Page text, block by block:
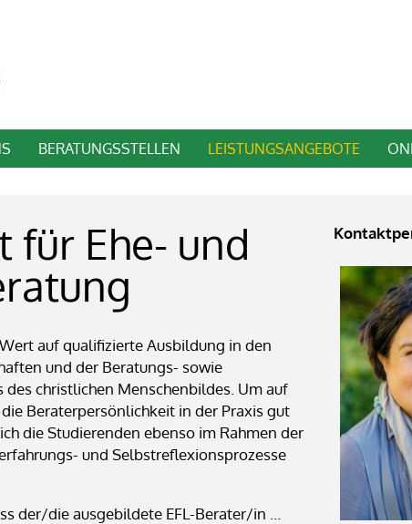
BERATUNGSSTELLEN LEISTUNGSANGEBOTE
für Ehe- und
auf qualifizierte Ausbildung in den
und der Beratungs- sowie
des christlichen Menschenbildes. Um auf
Beraterpersönlichkeit in der Praxis gut
die Studierenden ebenso im Rahmen der
und Selbstreflexionsprozesse
der/die ausgebildete EFL-Berater/in …